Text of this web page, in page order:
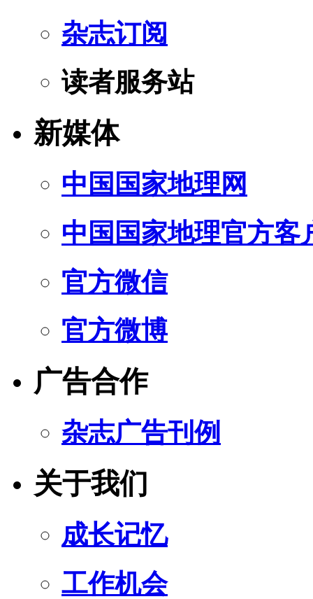
杂志订阅
读者服务站
新媒体
中国国家地理网
中国国家地理官方客
官方微信
官方微博
广告合作
杂志广告刊例
关于我们
成长记忆
工作机会